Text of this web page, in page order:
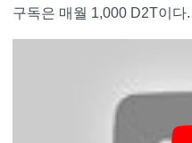
구독은 매월 1,000 D2T이다.